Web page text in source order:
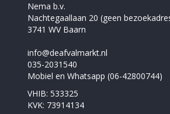
Nema b.v.
Nachtegaallaan 20 (geen
3741 WV Baarn
info@deafvalmarkt.nl
035-2031540
Mobiel en Whatsapp (06-42800744)
VHIB: 533325
KVK: 73914134